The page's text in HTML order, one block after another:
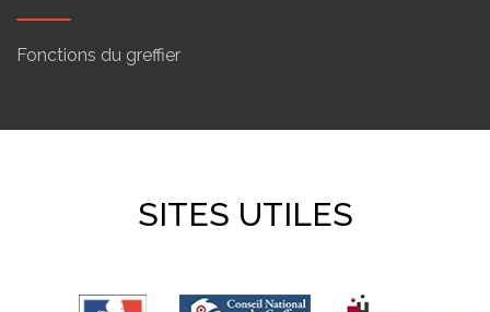
Fonctions du greffier
SITES UTILES